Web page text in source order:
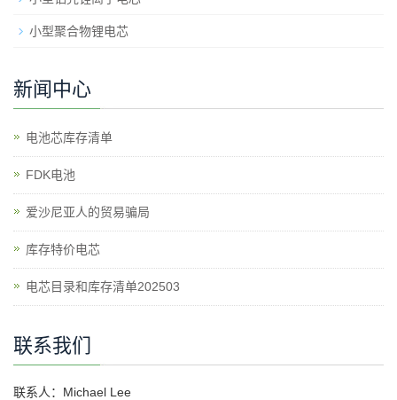
小型聚合物锂电芯
新闻中心
电池芯库存清单
​FDK电池
爱沙尼亚人的贸易骗局
库存特价电芯
电芯目录和库存清单202503
联系我们
联系人：Michael Lee